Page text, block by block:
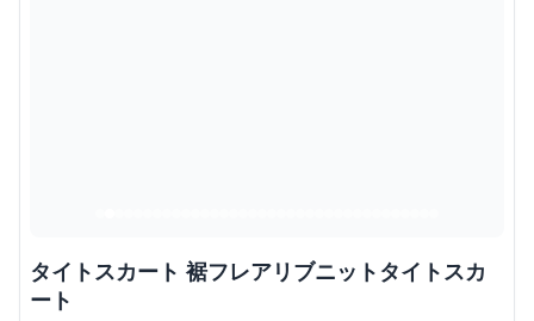
タイトスカート 裾フレアリブニットタイトスカ
ート